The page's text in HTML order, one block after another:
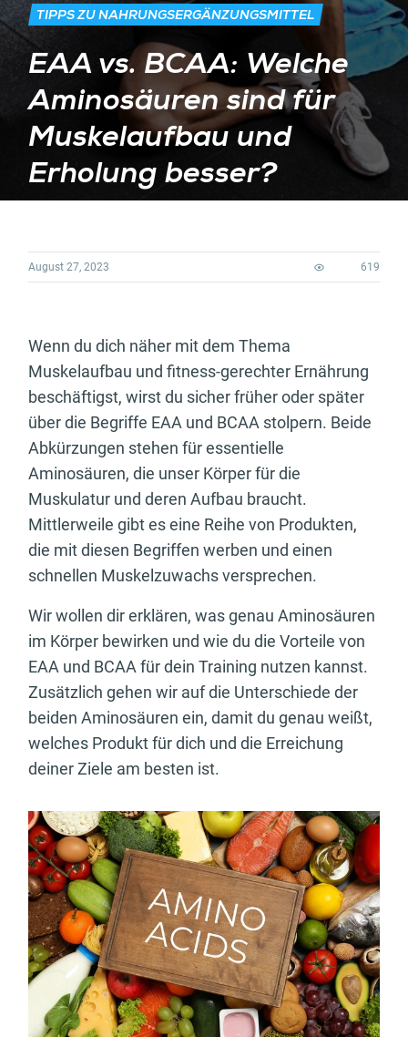
TIPPS ZU NAHRUNGSERGÄNZUNGSMITTEL
EAA vs. BCAA: Welche
Aminosäuren sind für
Muskelaufbau und
Erholung besser?
August 27, 2023 619
Wenn du dich näher mit dem Thema
Muskelaufbau und fitness-gerechter Ernährung
beschäftigst, wirst du sicher früher oder später
über die Begriffe EAA und BCAA stolpern. Beide
Abkürzungen stehen für essentielle
Aminosäuren, die unser Körper für die
Muskulatur und deren Aufbau braucht.
Mittlerweile gibt es eine Reihe von Produkten,
die mit diesen Begriffen werben und einen
schnellen Muskelzuwachs versprechen.
Wir wollen dir erklären, was genau Aminosäuren
im Körper bewirken und wie du die Vorteile von
EAA und BCAA für dein Training nutzen kannst.
Zusätzlich gehen wir auf die Unterschiede der
beiden Aminosäuren ein, damit du genau weißt,
welches Produkt für dich und die Erreichung
deiner Ziele am besten ist.